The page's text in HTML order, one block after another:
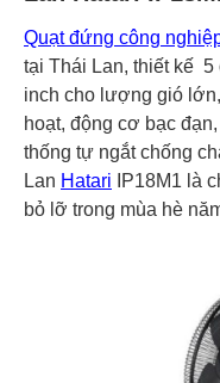
Quạt đứng công
tại Thái Lan, thiết kế 5
inch cho lượng gió
hoạt, động cơ bạc
thống tự ngắt chống
Lan Hatari IP18M1 là
bỏ lỡ trong mùa hè